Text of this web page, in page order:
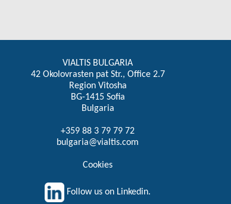
VIALTIS BULGARIA
42 Okolovrasten pat Str., Office 2.7
Region Vitosha
BG-1415 Sofia
Bulgaria
+359 88 3 79 79 72
bulgaria@vialtis.com
Cookies
Follow us on Linkedin.